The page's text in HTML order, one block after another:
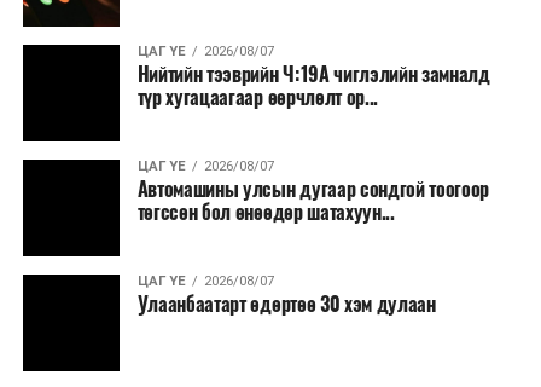
ЦАГ ҮЕ 2026/08/07
Нийтийн тээврийн Ч:19А чиглэлийн замналд
түр хугацаагаар өөрчлөлт ор...
ЦАГ ҮЕ 2026/08/07
Автомашины улсын дугаар сондгой тоогоор
төгссөн бол өнөөдөр шатахуун...
ЦАГ ҮЕ 2026/08/07
Улаанбаатарт өдөртөө 30 хэм дулаан